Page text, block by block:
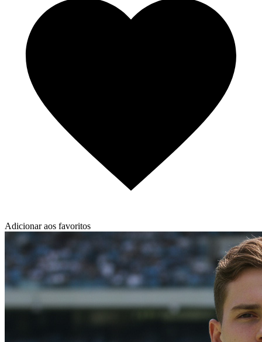
Adicionar aos favoritos